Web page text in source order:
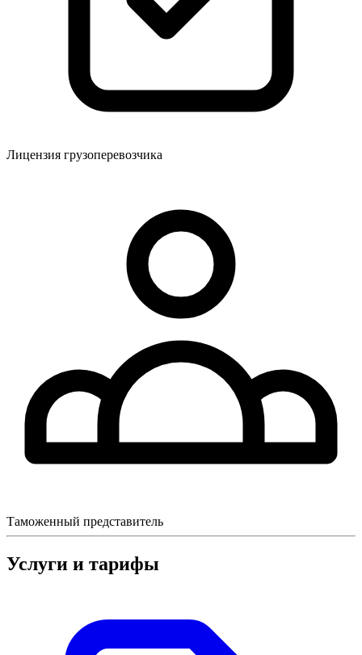
Лицензия грузоперевозчика
Таможенный представитель
Услуги и тарифы